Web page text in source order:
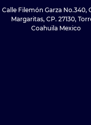
Calle Filemón Garza No.340,
Margaritas, CP. 27130,
Coahuila Mexico